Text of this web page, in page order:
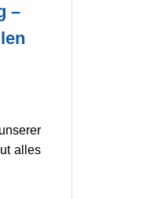
–
alles